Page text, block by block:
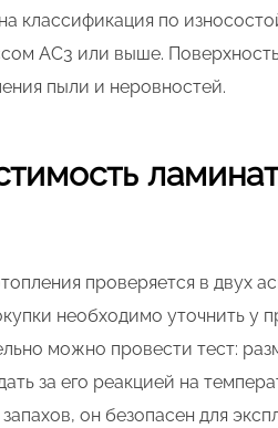
классификация по
AC3 или выше.
пыли и неровностей.
проверяется в двух
необходимо уточнить у
можно провести тест:
за его реакцией на
он безопасен для